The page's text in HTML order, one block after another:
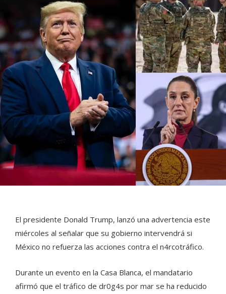
El presidente Donald Trump, lanzó una advertencia este
miércoles al señalar que su gobierno intervendrá si
México no refuerza las acciones contra el n4rcotráfico.
Durante un evento en la Casa Blanca, el mandatario
afirmó que el tráfico de dr0g4s por mar se ha reducido